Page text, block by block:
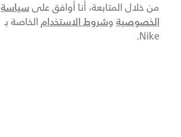
من خلال المتابعة، أنا أوافق علىسياسة
الخصوصية وشروط الاستخدام الخاصة بـ
Nike.